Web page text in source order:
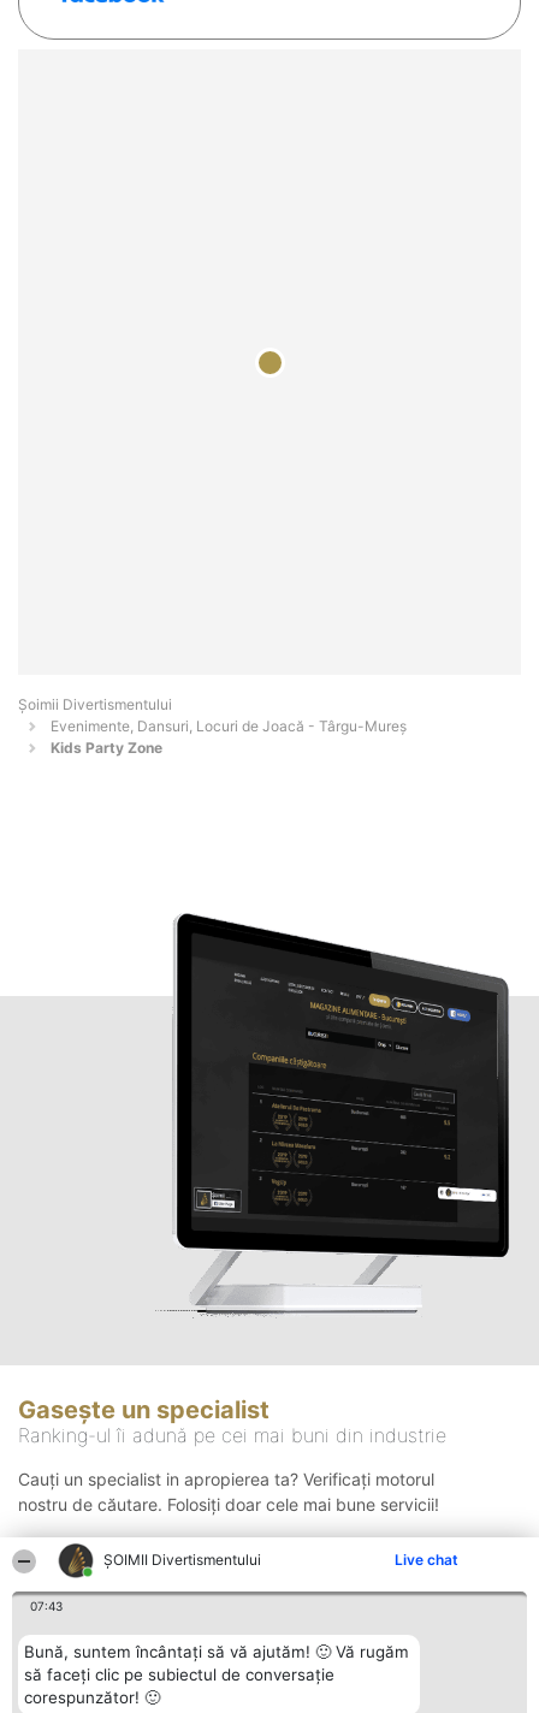
ŞOIMII Divertismentului Live chat
07:43
Bună, suntem încântați să vă ajutăm! 🙂 Vă rugăm
să faceți clic pe subiectul de conversație
corespunzător! 🙂
Şoimii Divertismentului
Evenimente, Dansuri, Locuri de Joacă - Târgu-Mureş
Kids Party Zone
Gasește un specialist
Ranking-ul îi adună pe cei mai buni din industrie
Cauți un specialist in apropierea ta? Verificați motorul
nostru de căutare. Folosiți doar cele mai bune servicii!